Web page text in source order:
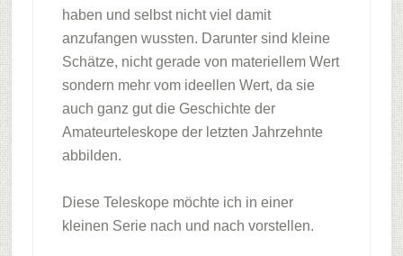
haben und selbst nicht viel damit
anzufangen wussten. Darunter sind kleine
Schätze, nicht gerade von materiellem Wert
sondern mehr vom ideellen Wert, da sie
auch ganz gut die Geschichte der
Amateurteleskope der letzten Jahrzehnte
abbilden.
Diese Teleskope möchte ich in einer
kleinen Serie nach und nach vorstellen.